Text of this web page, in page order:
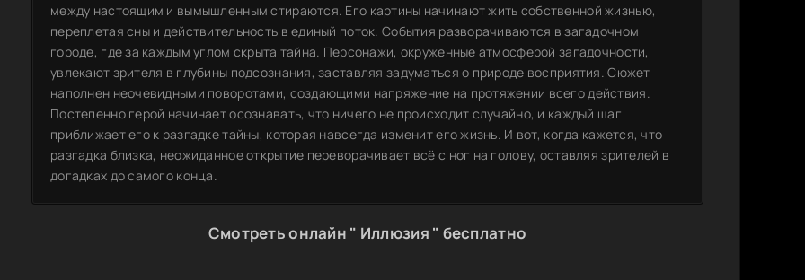
между настоящим и вымышленным стираются. Его картины начинают жить собственной жизнью,
переплетая сны и действительность в единый поток. События разворачиваются в загадочном
городе, где за каждым углом скрыта тайна. Персонажи, окруженные атмосферой загадочности,
увлекают зрителя в глубины подсознания, заставляя задуматься о природе восприятия. Сюжет
наполнен неочевидными поворотами, создающими напряжение на протяжении всего действия.
Постепенно герой начинает осознавать, что ничего не происходит случайно, и каждый шаг
приближает его к разгадке тайны, которая навсегда изменит его жизнь. И вот, когда кажется, что
разгадка близка, неожиданное открытие переворачивает всё с ног на голову, оставляя зрителей в
догадках до самого конца.
Смотреть онлайн " Иллюзия " бесплатно